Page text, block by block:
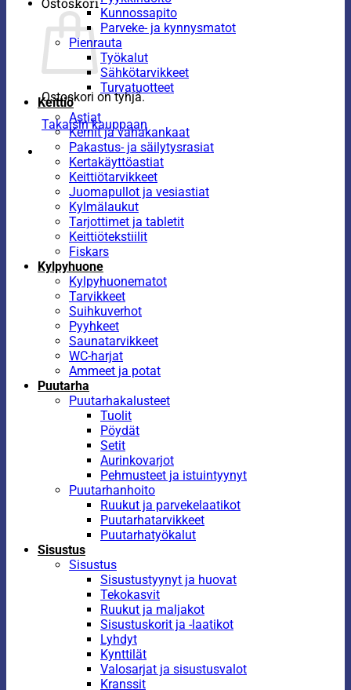
Ostoskori on tyhjä.
Takaisin kauppaan
Kunnossapito
Parveke- ja kynnysmatot
Pienrauta
Työkalut
Sähkötarvikkeet
Turvatuotteet
Keittiö
Astiat
Kernit ja vahakankaat
Pakastus- ja säilytysrasiat
Kertakäyttöastiat
Keittiötarvikkeet
Juomapullot ja vesiastiat
Kylmälaukut
Tarjottimet ja tabletit
Keittiötekstiilit
Fiskars
Kylpyhuone
Kylpyhuonematot
Tarvikkeet
Suihkuverhot
Pyyhkeet
Saunatarvikkeet
WC-harjat
Ammeet ja potat
Puutarha
Puutarhakalusteet
Tuolit
Pöydät
Setit
Aurinkovarjot
Pehmusteet ja istuintyynyt
Puutarhanhoito
Ruukut ja parvekelaatikot
Puutarhatarvikkeet
Puutarhatyökalut
Sisustus
Sisustus
Sisustustyynyt ja huovat
Tekokasvit
Ruukut ja maljakot
Sisustuskorit ja -laatikot
Lyhdyt
Kynttilät
Valosarjat ja sisustusvalot
Kranssit